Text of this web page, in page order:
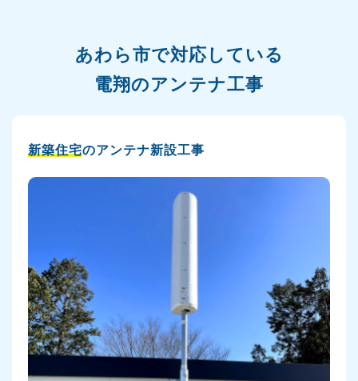
あわら市で対応している
電翔のアンテナ工事
新築住宅のアンテナ新設工事